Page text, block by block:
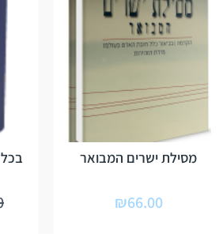
מסילת ישרים המבואר
₪66.00
בכל